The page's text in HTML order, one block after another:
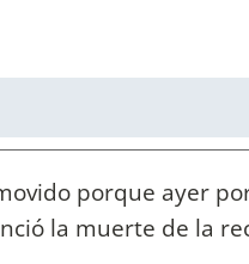
porque ayer
la muerte de la